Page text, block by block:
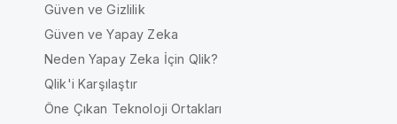
Güven ve Gizlilik
Güven ve Yapay Zeka
Neden Yapay Zeka İçin Qlik?
Qlik'i Karşılaştır
Öne Çıkan Teknoloji Ortakları